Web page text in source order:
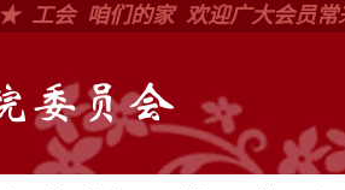
★ 工会 咱们的家 欢迎广大会员常